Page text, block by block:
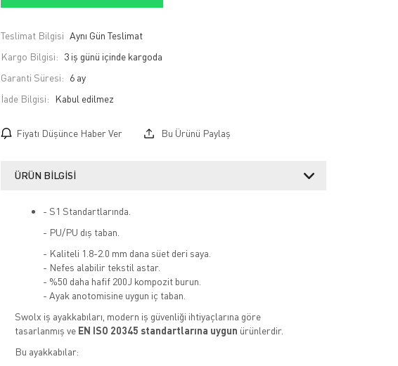
Teslimat Bilgisi Aynı Gün Teslimat
Kargo Bilgisi: 3 iş günü içinde kargoda
Garanti Süresi: 6 ay
İade Bilgisi:
Fiyatı Düşünce Haber Ver Bu Ürünü Paylaş
ÜRÜN BILGISI
- S1 Standartlarında.
- PU/PU dıș taban.
- Kaliteli 1.8-2.0 mm dana süet deri saya.
- Nefes alabilir tekstil astar.
- %50 daha hafif 200J kompozit burun.
- Ayak anotomisine uygun iç taban.
Swolx iş ayakkabıları, modern iş güvenliği ihtiyaçlarına göre
tasarlanmış ve EN ISO 20345 standartlarına uygun ürünlerdir.
Bu ayakkabılar: